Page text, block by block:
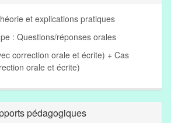
et explications pratiques
: Questions/réponses orales
correction orale et écrite) + Cas
orale et écrite)
pédagogiques